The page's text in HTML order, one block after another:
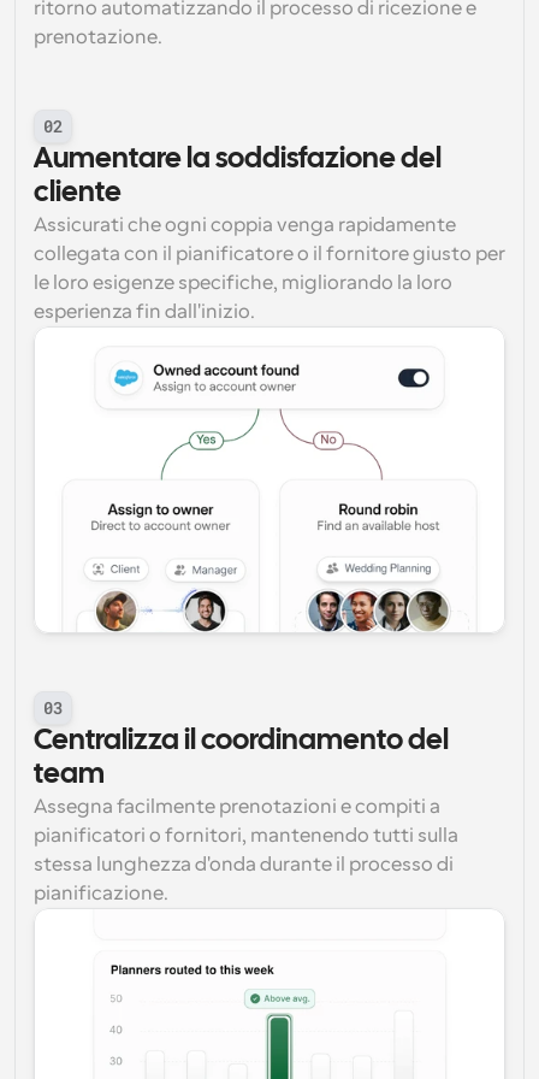
ritorno automatizzando il processo di ricezione e
prenotazione.
02
Aumentare la soddisfazione del
cliente
Assicurati che ogni coppia venga rapidamente
collegata con il pianificatore o il fornitore giusto per
le loro esigenze specifiche, migliorando la loro
esperienza fin dall'inizio.
03
Centralizza il coordinamento del
team
Assegna facilmente prenotazioni e compiti a
pianificatori o fornitori, mantenendo tutti sulla
stessa lunghezza d'onda durante il processo di
pianificazione.